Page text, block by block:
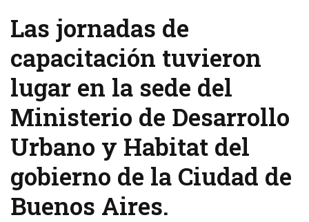
Las jornadas de
capacitación tuvieron
lugar en la sede del
Ministerio de Desarrollo
Urbano y Habitat del
gobierno de la Ciudad de
Buenos Aires.